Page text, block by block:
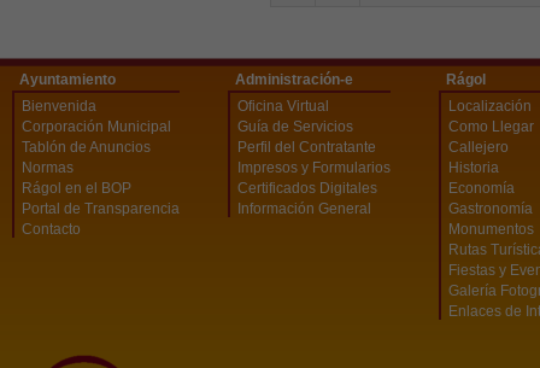
Ayuntamiento
Bienvenida
Corporación Municipal
Tablón de Anuncios
Normas
Rágol en el BOP
Portal de Transparencia
Contacto
Administración-e
Oficina Virtual
Guía de Servicios
Perfil del Contratante
Impresos y Formularios
Certificados Digitales
Información General
Rágol
Localización
Como Llegar
Callejero
Historia
Economía
Gastronomía
Monumentos
Rutas
Fiestas y
Galería
Enlaces de